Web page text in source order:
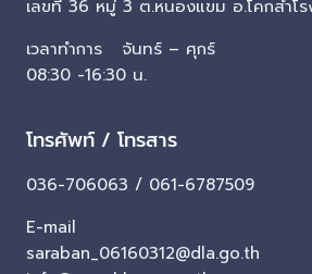
เลขที่ 36 หมู่ 3 ต.หนองแขม อ.โคกสำโ
เวลาทำการ จันทร์ – ศุกร์
08:30 -16:30 น.
โทรศัพท์ / โทรสาร
036-706063 / 061-6787509
E-mail
saraban_06160312@dla.go.th